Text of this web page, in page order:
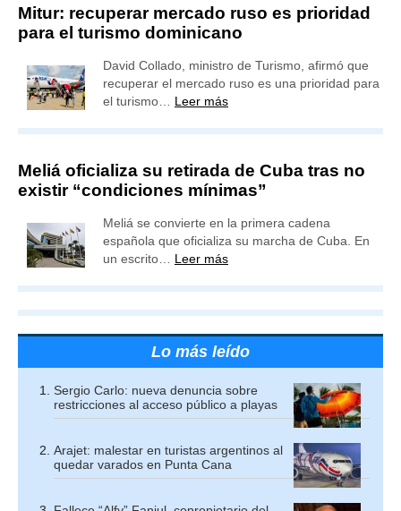
Mitur: recuperar mercado ruso es prioridad
para el turismo dominicano
David Collado, ministro de Turismo, afirmó que
recuperar el mercado ruso es una prioridad para
el turismo… Leer más
Meliá oficializa su retirada de Cuba tras no
existir “condiciones mínimas”
Meliá se convierte en la primera cadena
española que oficializa su marcha de Cuba. En
un escrito… Leer más
Lo más leído
Sergio Carlo: nueva denuncia sobre
restricciones al acceso público a playas
Arajet: malestar en turistas argentinos al
quedar varados en Punta Cana